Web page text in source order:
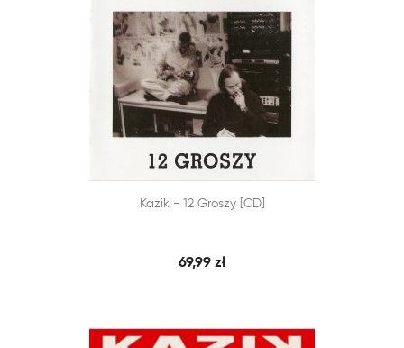
DODAJ DO KOSZYKA
SZYBKI PODGLĄD
Kazik - 12 Groszy [CD]
69,99 zł